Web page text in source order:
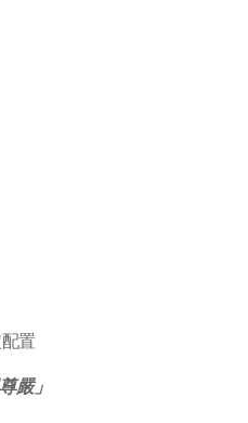
置
嚴」